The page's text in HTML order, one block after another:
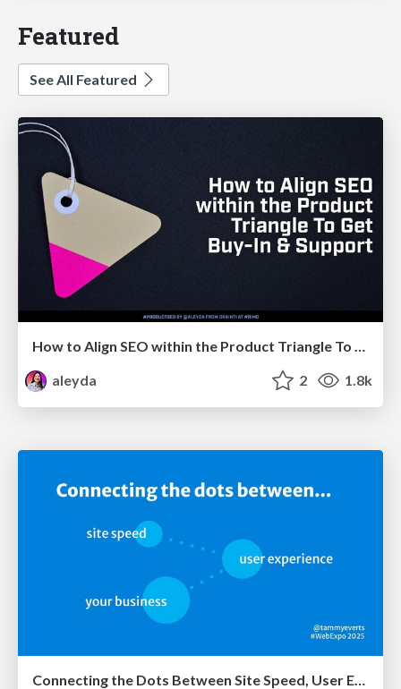
Featured
See All Featured
How to Align SEO within the Product Triangle To Get Buy-In & Support - #RIMC
aleyda
2 1.8k
Connecting the Dots Between Site Speed, User Experience & Your Business [WebExpo 2025]